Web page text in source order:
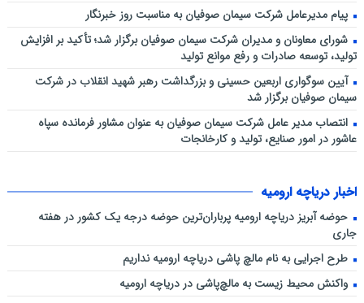
پیام مدیرعامل شرکت سیمان صوفیان به مناسبت روز خبرنگار
شورای معاونان و مدیران شرکت سیمان صوفیان برگزار شد؛ تأکید بر افزایش
تولید، توسعه صادرات و رفع موانع تولید
آیین سوگواری اربعین حسینی و بزرگداشت رهبر شهید انقلاب در شرکت
سیمان صوفیان برگزار شد
انتصاب مدیر عامل شرکت سیمان صوفیان به عنوان مشاور فرمانده سپاه
عاشور در امور صنایع، تولید و کارخانجات
اخبار دریاچه ارومیه
حوضه آبریز دریاچه ارومیه پرباران‌ترین حوضه‌ درجه یک کشور در هفته
جاری
طرح اجرایی به نام مالچ پاشی دریاچه ارومیه نداریم
واکنش محیط زیست به مالچ‌پاشی در دریاچه ارومیه